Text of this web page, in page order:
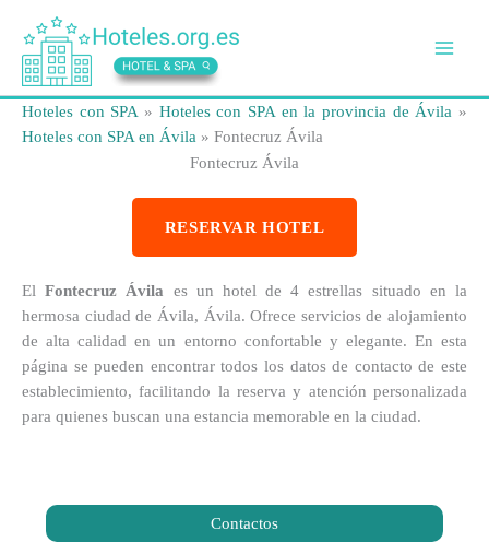
contenido
Hoteles con SPA » Hoteles con SPA en la provincia de Ávila »
Hoteles con SPA en Ávila » Fontecruz Ávila
Fontecruz Ávila
RESERVAR HOTEL
ElFontecruz Ávila es un hotel de 4 estrellas situado en la
hermosa ciudad de Ávila, Ávila. Ofrece servicios de alojamiento
de alta calidad en un entorno confortable y elegante. En esta
página se pueden encontrar todos los datos de contacto de este
establecimiento, facilitando la reserva y atención personalizada
para quienes buscan una estancia memorable en la ciudad.
Contactos